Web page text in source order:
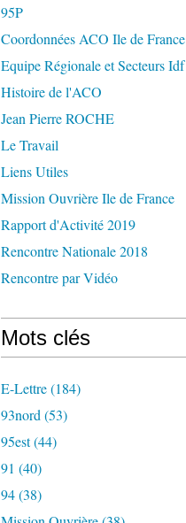
95P
Coordonnées ACO Ile de France
Equipe Régionale et Secteurs Idf
Histoire de l'ACO
Jean Pierre ROCHE
Le Travail
Liens Utiles
Mission Ouvrière Ile de France
Rapport d'Activité 2019
Rencontre Nationale 2018
Rencontre par Vidéo
Mots clés
E-Lettre(184)
93nord (53)
95est(44)
91 (40)
94(38)